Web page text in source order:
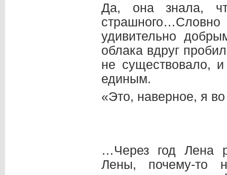
Да, она знала,
удивительно
облака вдруг
не существовало,
единым.
«Это, наверное, я
…Через год Лена
Лены, почему-то